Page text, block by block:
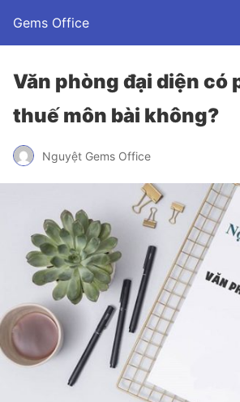
Gems Office
Văn phòng đại diện có
thuế môn bài không?
Nguyệt Gems Office